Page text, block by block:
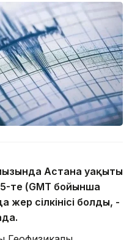
Астана уақыты
те (GMT бойынша
жер сілкінісі болды, -